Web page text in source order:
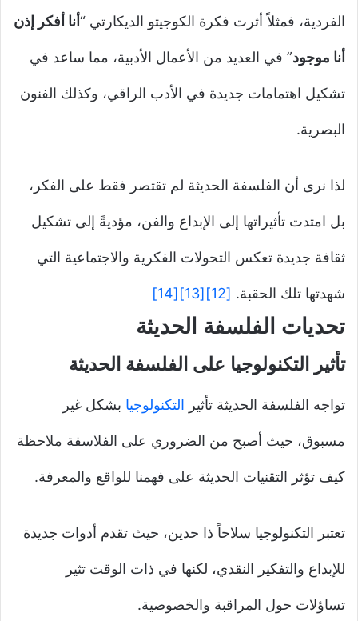
الفردية، فمثلاً أثرت فكرة الكوجيتو الديكارتي “أنا أفكر إذن
أنا موجود” في العديد من الأعمال الأدبية، مما ساعد في
تشكيل اهتمامات جديدة في الأدب الراقي، وكذلك الفنون
البصرية.
لذا نرى أن الفلسفة الحديثة لم تقتصر فقط على الفكر،
بل امتدت تأثيراتها إلى الإبداع والفن، مؤديةً إلى تشكيل
ثقافة جديدة تعكس التحولات الفكرية والاجتماعية التي
شهدتها تلك الحقبة. [12]
[13]
[14]
تحديات الفلسفة الحديثة
تأثير التكنولوجيا على الفلسفة الحديثة
تواجه الفلسفة الحديثة تأثير التكنولوجيا بشكل غير
مسبوق، حيث أصبح من الضروري على الفلاسفة ملاحظة
كيف تؤثر التقنيات الحديثة على فهمنا للواقع والمعرفة.
تعتبر التكنولوجيا سلاحاً ذا حدين، حيث تقدم أدوات جديدة
للإبداع والتفكير النقدي، لكنها في ذات الوقت تثير
تساؤلات حول المراقبة والخصوصية.